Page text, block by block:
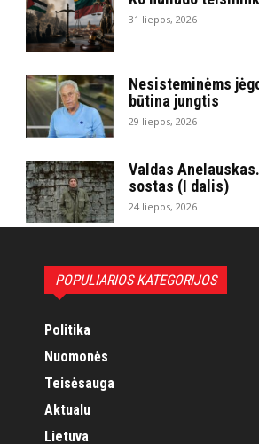
31 liepos, 2026
Nesisteminėms
būtina jungtis
29 liepos, 2026
Valdas
sostas (I dalis)
24 liepos, 2026
POPULIARIOS KATEGORIJOS
Politika
Nuomonės
Teisėsauga
Aktualu
Lietuva